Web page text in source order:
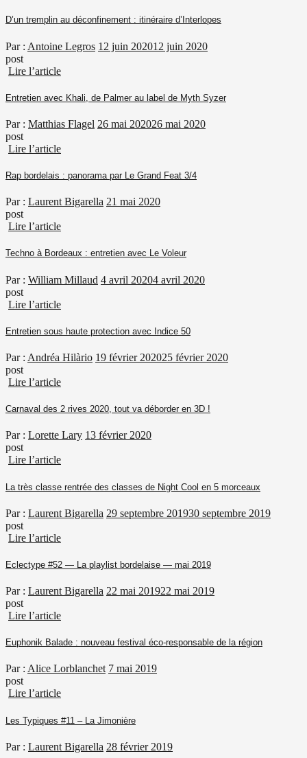
D’un tremplin au déconfinement : itinéraire d’Interlopes
Par : Antoine Legros 12 juin 202012 juin 2020
post
Lire l’article
Entretien avec Khali, de Palmer au label de Myth Syzer
Par : Matthias Flagel 26 mai 202026 mai 2020
post
Lire l’article
Rap bordelais : panorama par Le Grand Feat 3/4
Par : Laurent Bigarella 21 mai 2020
post
Lire l’article
Techno à Bordeaux : entretien avec Le Voleur
Par : William Millaud 4 avril 20204 avril 2020
post
Lire l’article
Entretien sous haute protection avec Indice 50
Par : Andréa Hilàrio 19 février 202025 février 2020
post
Lire l’article
Carnaval des 2 rives 2020, tout va déborder en 3D !
Par : Lorette Lary 13 février 2020
post
Lire l’article
La très classe rentrée des classes de Night Cool en 5 morceaux
Par : Laurent Bigarella 29 septembre 201930 septembre 2019
post
Lire l’article
Eclectype #52 — La playlist bordelaise — mai 2019
Par : Laurent Bigarella 22 mai 201922 mai 2019
post
Lire l’article
Euphonik Balade : nouveau festival éco-responsable de la région
Par : Alice Lorblanchet 7 mai 2019
post
Lire l’article
Les Typiques #11 – La Jimonière
Par : Laurent Bigarella 28 février 2019